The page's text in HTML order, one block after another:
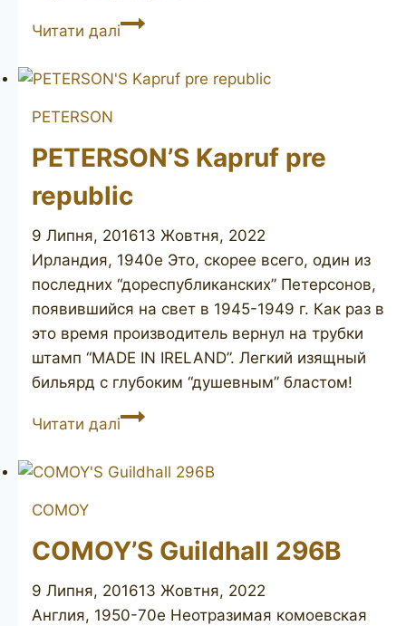
Читати даліPETERSON’S
150
PETERSON
PETERSON’S Kapruf pre
republic
9 Липня, 201613 Жовтня, 2022
Ирландия, 1940е Это, скорее всего, один из
последних “дореспубликанских” Петерсонов,
появившийся на свет в 1945-1949 г. Как раз в
это время производитель вернул на трубки
штамп “MADE IN IRELAND”. Легкий изящный
бильярд с глубоким “душевным” бластом!
Читати даліPETERSON’S
pre
COMOY
COMOY’S Guildhall 296B
9 Липня, 201613 Жовтня, 2022
Англия, 1950-70е Неотразимая комоевская